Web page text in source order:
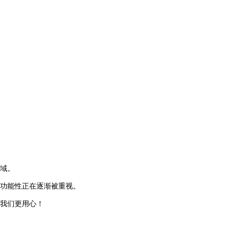
。
能性正在逐渐被重视。
们更用心！